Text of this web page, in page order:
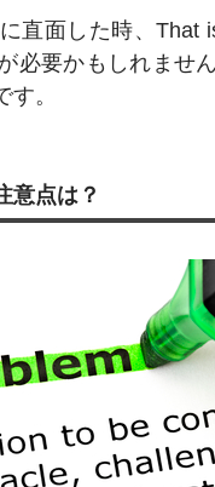
直面した時、That
必要かもしれませ
。
意点は？